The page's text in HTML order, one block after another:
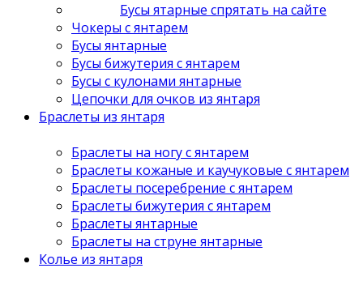
Бусы ятарные спрятать на сайте
Чокеры с янтарем
Бусы янтарные
Бусы бижутерия с янтарем
Бусы с кулонами янтарные
Цепочки для очков из янтаря
Браслеты из янтаря
Браслеты на ногу с янтарем
Браслеты кожаные и каучуковые с янтарем
Браслеты посеребрение с янтарем
Браслеты бижутерия с янтарем
Браслеты янтарные
Браслеты на струне янтарные
Колье из янтаря